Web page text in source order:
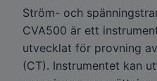
Ström- och
CVA500 är ett
utvecklat för provning
(CT). Instrumentet kan